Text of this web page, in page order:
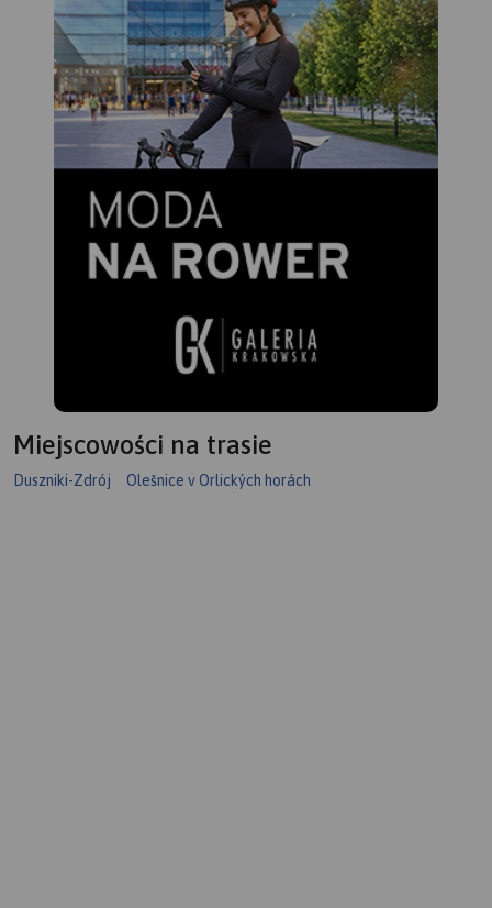
pieszych podano także
orientacyjny czas przejścia.
Zaznaczono wyciągi
narciarskie i trasy zjazdowe.
Ukształtowanie terenu
pokazano przy pomocy
warstwic o cięciu co 20 m.
Miejscowości na trasie
Duszniki-Zdrój Olešnice v Orlických horách